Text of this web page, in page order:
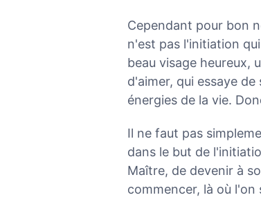
Cependant pour bon
n'est pas l'initiation
beau visage heureux,
d'aimer, qui essaye
énergies de la vie.
Il ne faut pas
dans le but de
Maître, de devenir à
commencer, là où l'on